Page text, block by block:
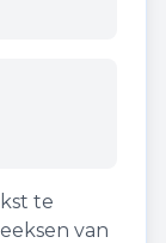
te
van